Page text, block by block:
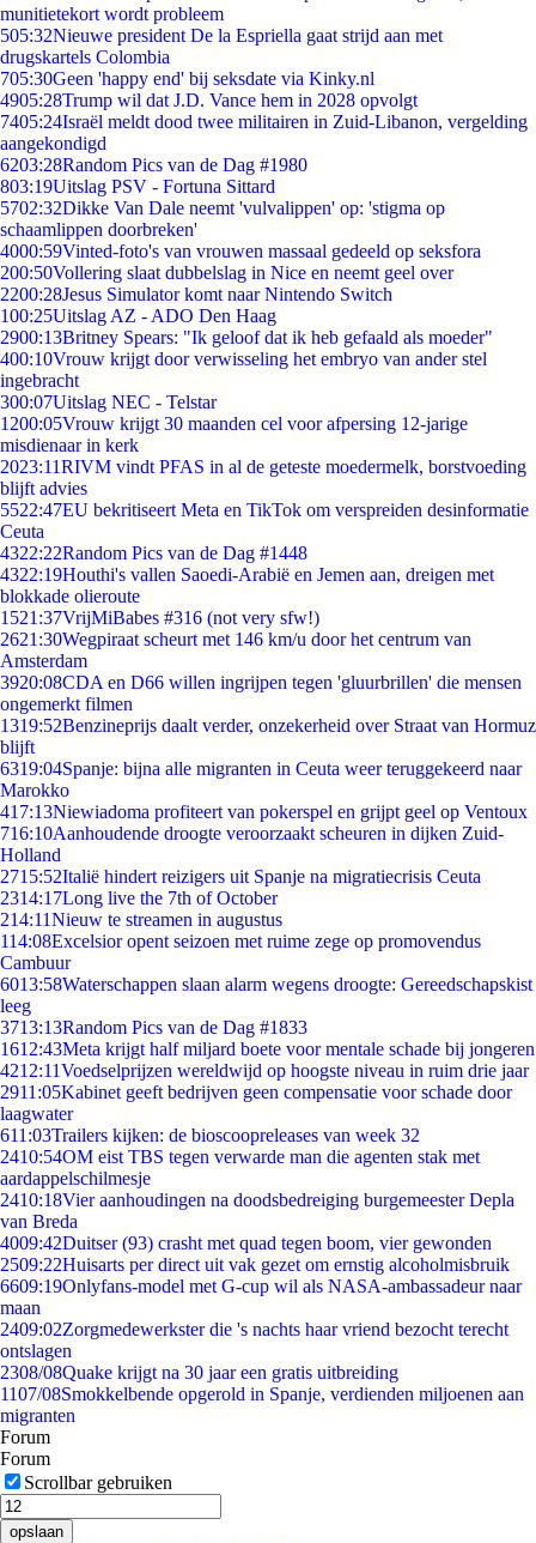
munitietekort wordt probleem
505:32Nieuwe president De la Espriella gaat strijd aan met
drugskartels Colombia
705:30Geen 'happy end' bij seksdate via Kinky.nl
4905:28Trump wil dat J.D. Vance hem in 2028 opvolgt
7405:24Israël meldt dood twee militairen in Zuid-Libanon, vergelding
aangekondigd
6203:28Random Pics van de Dag #1980
803:19Uitslag PSV - Fortuna Sittard
5702:32Dikke Van Dale neemt 'vulvalippen' op: 'stigma op
schaamlippen doorbreken'
4000:59Vinted-foto's van vrouwen massaal gedeeld op seksfora
200:50Vollering slaat dubbelslag in Nice en neemt geel over
2200:28Jesus Simulator komt naar Nintendo Switch
100:25Uitslag AZ - ADO Den Haag
2900:13Britney Spears: "Ik geloof dat ik heb gefaald als moeder"
400:10Vrouw krijgt door verwisseling het embryo van ander stel
ingebracht
300:07Uitslag NEC - Telstar
1200:05Vrouw krijgt 30 maanden cel voor afpersing 12-jarige
misdienaar in kerk
2023:11RIVM vindt PFAS in al de geteste moedermelk, borstvoeding
blijft advies
5522:47EU bekritiseert Meta en TikTok om verspreiden desinformatie
Ceuta
4322:22Random Pics van de Dag #1448
4322:19Houthi's vallen Saoedi-Arabië en Jemen aan, dreigen met
blokkade olieroute
1521:37VrijMiBabes #316 (not very sfw!)
2621:30Wegpiraat scheurt met 146 km/u door het centrum van
Amsterdam
3920:08CDA en D66 willen ingrijpen tegen 'gluurbrillen' die mensen
ongemerkt filmen
1319:52Benzineprijs daalt verder, onzekerheid over Straat van Hormuz
blijft
6319:04Spanje: bijna alle migranten in Ceuta weer teruggekeerd naar
Marokko
417:13Niewiadoma profiteert van pokerspel en grijpt geel op Ventoux
716:10Aanhoudende droogte veroorzaakt scheuren in dijken Zuid-
Holland
2715:52Italië hindert reizigers uit Spanje na migratiecrisis Ceuta
2314:17Long live the 7th of October
214:11Nieuw te streamen in augustus
114:08Excelsior opent seizoen met ruime zege op promovendus
Cambuur
6013:58Waterschappen slaan alarm wegens droogte: Gereedschapskist
leeg
3713:13Random Pics van de Dag #1833
1612:43Meta krijgt half miljard boete voor mentale schade bij jongeren
4212:11Voedselprijzen wereldwijd op hoogste niveau in ruim drie jaar
2911:05Kabinet geeft bedrijven geen compensatie voor schade door
laagwater
611:03Trailers kijken: de bioscoopreleases van week 32
2410:54OM eist TBS tegen verwarde man die agenten stak met
aardappelschilmesje
2410:18Vier aanhoudingen na doodsbedreiging burgemeester Depla
van Breda
4009:42Duitser (93) crasht met quad tegen boom, vier gewonden
2509:22Huisarts per direct uit vak gezet om ernstig alcoholmisbruik
6609:19Onlyfans-model met G-cup wil als NASA-ambassadeur naar
maan
2409:02Zorgmedewerkster die 's nachts haar vriend bezocht terecht
ontslagen
2308/08Quake krijgt na 30 jaar een gratis uitbreiding
1107/08Smokkelbende opgerold in Spanje, verdienden miljoenen aan
migranten
Forum
Forum
Scrollbar gebruiken
opslaan